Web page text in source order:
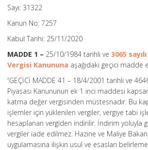
Sayı: 31322
Kanun No: 7257
Kabul Tarihi: 25/11/2020
MADDE 1 – 25/10/1984 tarihli ve 3065
Vergisi Kanununa aşağıdaki geçici madde
“GEÇİCİ MADDE 41 – 18/4/2001 tarihli ve
Piyasası Kanununun ek 1 inci maddesi
katma değer vergisinden müstesnadır. Bu
işlemler için yüklenilen vergiler, vergiye tabi
hesaplanan vergiden indirilir. İndirim yoluyla
vergiler iade edilmez. Hazine ve Maliye
uygulamasına ilişkin usul ve esasları